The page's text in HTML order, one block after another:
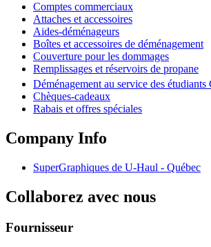
Comptes commerciaux
Attaches et accessoires
Aides-déménageurs
Boîtes et accessoires de déménagement
Couverture pour les dommages
Remplissages et réservoirs de propane
Déménagement au service des étudiants
Chèques-cadeaux
Rabais et offres spéciales
Company Info
SuperGraphiques de U-Haul - Québec
Collaborez avec nous
Fournisseur